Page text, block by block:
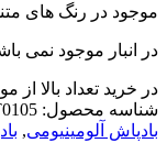
موجود در رنگ های
در انبار موجود نمی
در خرید تعداد بالا
شناسه محصول:
بادپاش آلومینیومی,